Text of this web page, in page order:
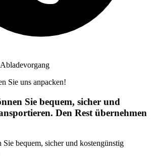
Sie uns anpacken!
Sie bequem, sicher und
Den Rest übernehmen
Sie bequem, sicher und kostengünstig